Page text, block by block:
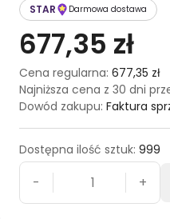
STAR Darmowa dostawa
677,35 zł
Cena regularna: 677,35 zł
Najniższa cena z 30 dni
Dowód zakupu: Faktura
Dostępna ilość sztuk: 999
- +